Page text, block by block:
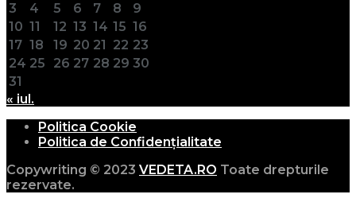
3
4 5 6 7 8
9
10 11 12 13 14 15 16
17 18 19 20 21 22 23
24 25 26 27 28 29 30
31
« iul.
Politica Cookie
Politica de Confidențialitate
Copywriting © 2023 VEDETA.RO Toate drepturile
rezervate.